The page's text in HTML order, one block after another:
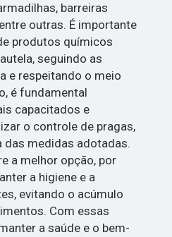
barreiras
outras. É importante
produtos químicos
seguindo as
e respeitando o meio
é fundamental
capacitados e
o controle de pragas,
das medidas adotadas.
a melhor opção, por
a higiene e a
evitando o acúmulo
Com essas
a saúde e o bem-